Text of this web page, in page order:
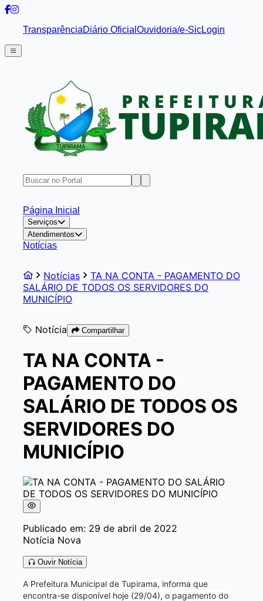
TransparênciaDiário Oficial Ouvidoria/e-SicLogin
Página Inicial
Serviços
Atendimentos
Notícias
Notícias
TA NA CONTA - PAGAMENTO DO
SALÁRIO DE TODOS OS SERVIDORES DO
MUNICÍPIO
Notícia Compartilhar
TA NA CONTA -
PAGAMENTO DO
SALÁRIO DE TODOS OS
SERVIDORES DO
MUNICÍPIO
Publicado em: 29 de abril de 2022
Notícia Nova
Ouvir Notícia
A Prefeitura Municipal de Tupirama, informa que
encontra-se disponível hoje (29/04), o pagamento do